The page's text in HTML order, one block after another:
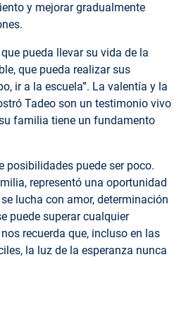
y mejorar gradualmente
pueda llevar su vida de la
que pueda realizar sus
ir a la escuela”. La valentía y la
Tadeo son un testimonio vivo
familia tiene un fundamento
posibilidades puede ser poco.
representó una oportunidad
lucha con amor, determinación
puede superar cualquier
recuerda que, incluso en las
la luz de la esperanza nunca